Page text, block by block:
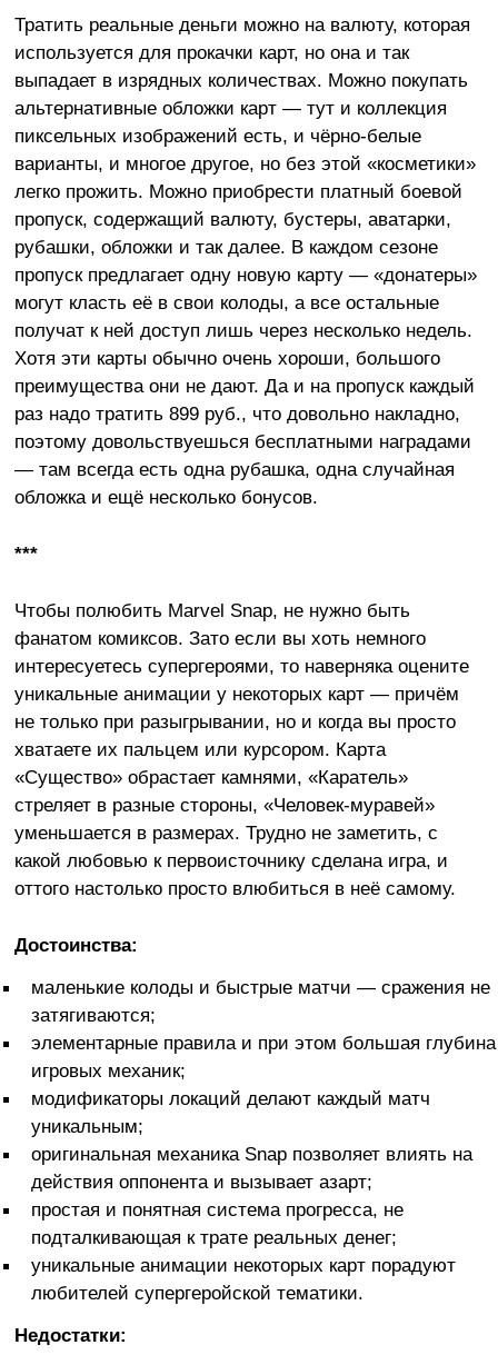
Тратить реальные деньги можно на валюту, которая
используется для прокачки карт, но она и так
выпадает в изрядных количествах. Можно покупать
альтернативные обложки карт — тут и коллекция
пиксельных изображений есть, и чёрно-белые
варианты, и многое другое, но без этой «косметики»
легко прожить. Можно приобрести платный боевой
пропуск, содержащий валюту, бустеры, аватарки,
рубашки, обложки и так далее. В каждом сезоне
пропуск предлагает одну новую карту — «донатеры»
могут класть её в свои колоды, а все остальные
получат к ней доступ лишь через несколько недель.
Хотя эти карты обычно очень хороши, большого
преимущества они не дают. Да и на пропуск каждый
раз надо тратить 899 руб., что довольно накладно,
поэтому довольствуешься бесплатными наградами
— там всегда есть одна рубашка, одна случайная
обложка и ещё несколько бонусов.
***
Чтобы полюбить Marvel Snap, не нужно быть
фанатом комиксов. Зато если вы хоть немного
интересуетесь супергероями, то наверняка оцените
уникальные анимации у некоторых карт — причём
не только при разыгрывании, но и когда вы просто
хватаете их пальцем или курсором. Карта
«Существо» обрастает камнями, «Каратель»
стреляет в разные стороны, «Человек-муравей»
уменьшается в размерах. Трудно не заметить, с
какой любовью к первоисточнику сделана игра, и
оттого настолько просто влюбиться в неё самому.
Достоинства:
маленькие колоды и быстрые матчи — сражения не
затягиваются;
элементарные правила и при этом большая глубина
игровых механик;
модификаторы локаций делают каждый матч
уникальным;
оригинальная механика Snap позволяет влиять на
действия оппонента и вызывает азарт;
простая и понятная система прогресса, не
подталкивающая к трате реальных денег;
уникальные анимации некоторых карт порадуют
любителей супергеройской тематики.
Недостатки: